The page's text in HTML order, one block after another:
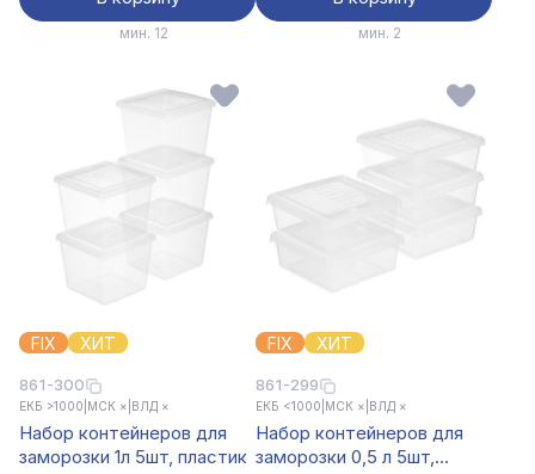
мин. 12 мин. 2
FIX ХИТ
861-300
ЕКБ >1000 МСК × ВЛД ×
Набор контейнеров для
заморозки 1л 5шт, пластик
FIX ХИТ
861-299
ЕКБ <1000 МСК × ВЛД ×
Набор контейнеров для
заморозки 0,5 л 5шт,